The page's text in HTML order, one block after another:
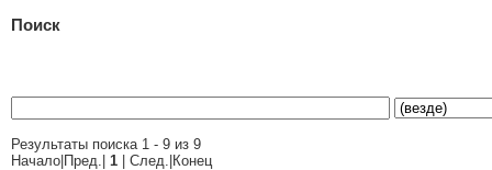
Поиск
Результаты поиска 1 - 9 из 9
Начало|Пред.| 1 | След.|Конец